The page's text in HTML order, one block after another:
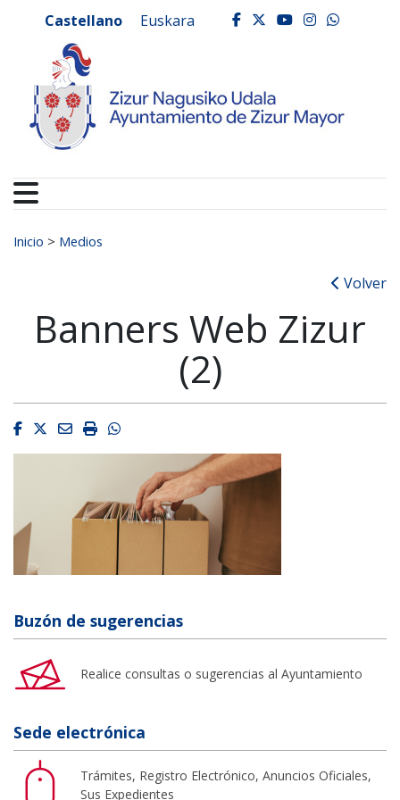
Ayuntamiento de
Castellano Euskara facebook
twitter
youtube
Buscar:
Inicio > Medios
Volver
Banners Web Zizur
(2)
Facebook
Twitter
EmailImprimirWhatsapp
Buzón de sugerencias
Realice consultas o sugerencias al Ayuntamiento
Sede electrónica
Trámites, Registro Electrónico, Anuncios Oficiales,
Sus Expedientes